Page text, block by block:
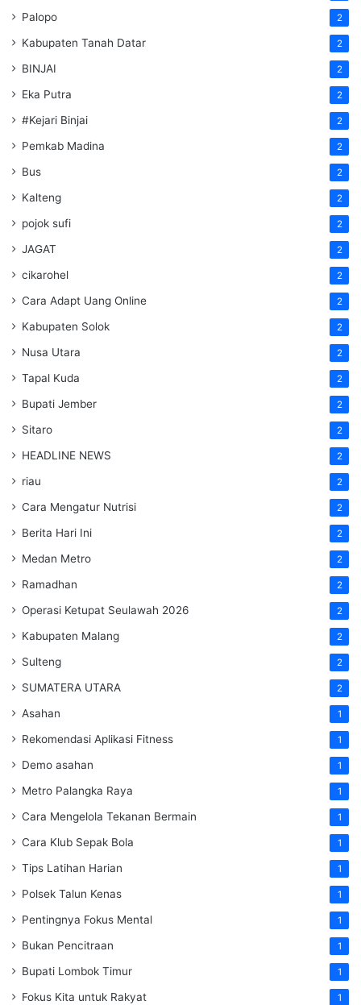
Palopo 2
Kabupaten Tanah Datar 2
BINJAI 2
Eka Putra 2
#Kejari Binjai 2
Pemkab Madina 2
Bus 2
Kalteng 2
pojok sufi 2
JAGAT 2
cikarohel 2
Cara Adapt Uang Online 2
Kabupaten Solok 2
Nusa Utara 2
Tapal Kuda 2
Bupati Jember 2
Sitaro 2
HEADLINE NEWS 2
riau 2
Cara Mengatur Nutrisi 2
Berita Hari Ini 2
Medan Metro 2
Ramadhan 2
Operasi Ketupat Seulawah 2026 2
Kabupaten Malang 2
Sulteng 2
SUMATERA UTARA 2
Asahan 1
Rekomendasi Aplikasi Fitness 1
Demo asahan 1
Metro Palangka Raya 1
Cara Mengelola Tekanan Bermain 1
Cara Klub Sepak Bola 1
Tips Latihan Harian 1
Polsek Talun Kenas 1
Pentingnya Fokus Mental 1
Bukan Pencitraan 1
Bupati Lombok Timur 1
Fokus Kita untuk Rakyat 1